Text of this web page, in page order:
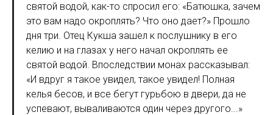
святой водой, как-то спросил его: «Батюшка, зачем
это вам надо окроплять? Что оно дает?» Прошло
дня три. Отец Кукша зашел к послушнику в его
келию и на глазах у него начал окроплять ее
святой водой. Впоследствии монах рассказывал:
«И вдруг я такое увидел, такое увидел! Полная
келья бесов, и все бегут гурьбою в двери, да не
успевают, вываливаются один через другого...»